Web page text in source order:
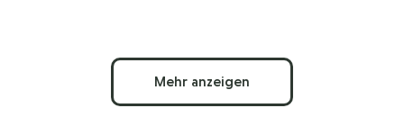
Mehr anzeigen